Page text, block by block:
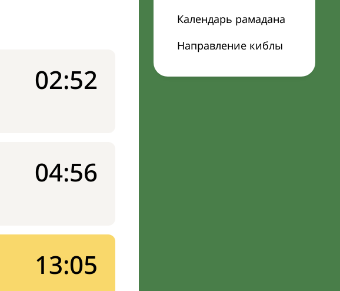
Календарь рамадана
Направление киблы
02:52
04:56
13:05